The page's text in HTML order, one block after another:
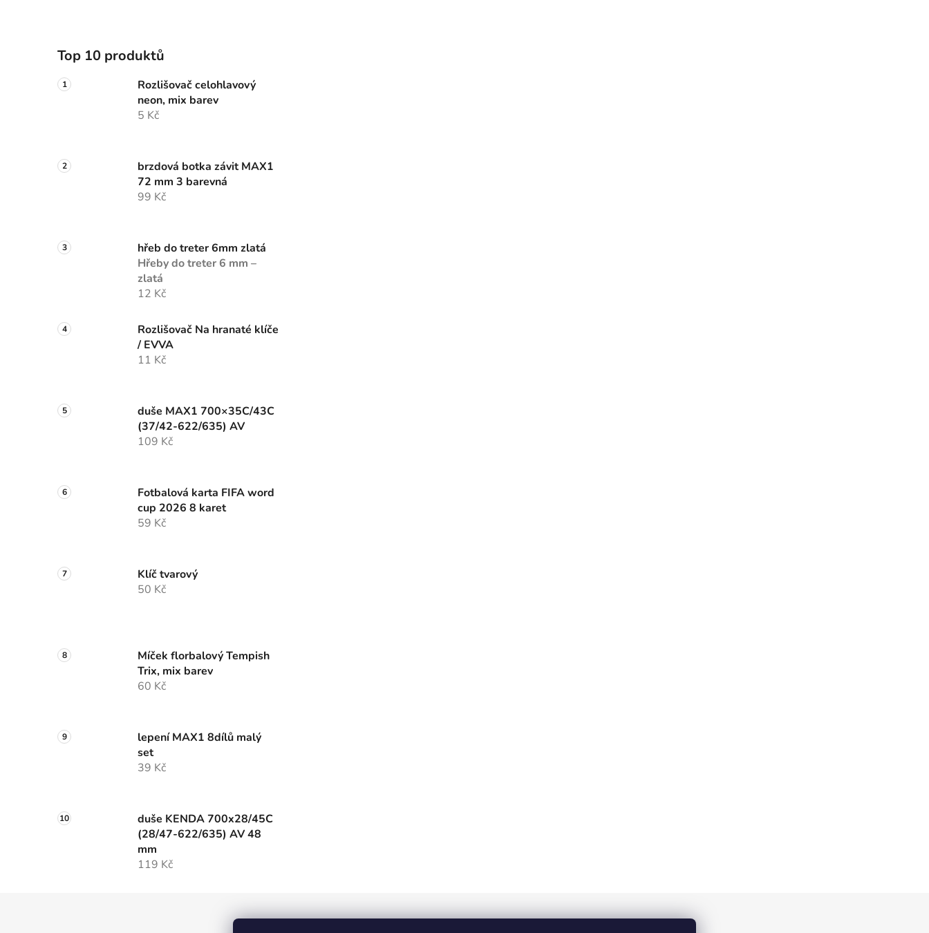
Top 10 produktů
Rozlišovač celohlavový
neon, mix barev
5 Kč
brzdová botka závit MAX1
72 mm 3 barevná
99 Kč
hřeb do treter 6mm zlatá
Hřeby do treter 6 mm –
zlatá
12 Kč
Rozlišovač Na hranaté klíče
/ EVVA
11 Kč
duše MAX1 700×35C/43C
(37/42-622/635) AV
109 Kč
Fotbalová karta FIFA word
cup 2026 8 karet
59 Kč
Klíč tvarový
50 Kč
Míček florbalový Tempish
Trix, mix barev
60 Kč
lepení MAX1 8dílů malý
set
39 Kč
duše KENDA 700x28/45C
(28/47-622/635) AV 48
mm
119 Kč